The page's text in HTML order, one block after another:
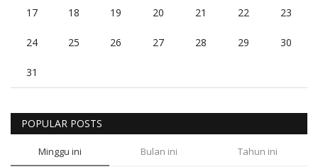
17 18 19 20 21 22 23
24 25 26 27 28 29 30
31
POPULAR POSTS
Minggu ini Bulan ini Tahun ini